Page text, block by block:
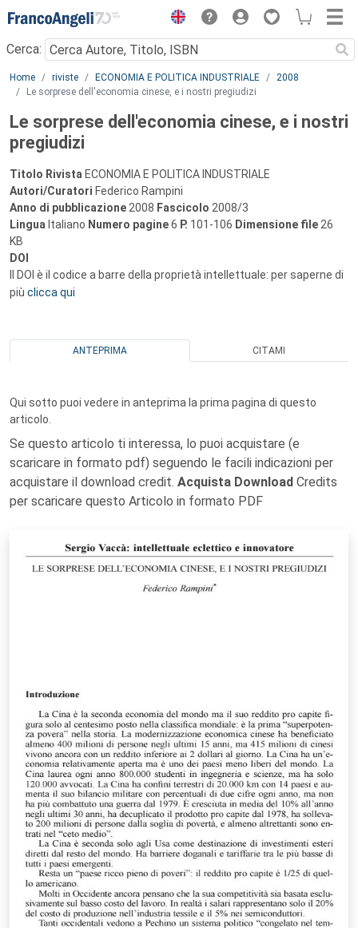
Menu
Cerca:
Main content
Home riviste ECONOMIA E POLITICA INDUSTRIALE
2008
Le sorprese dell'economia cinese, e i nostri pregiudizi
Le sorprese dell'economia cinese, e i nostri
pregiudizi
Titolo Rivista ECONOMIA E POLITICA INDUSTRIALE
Autori/Curatori Federico Rampini
Anno di pubblicazione 2008 Fascicolo 2008/3
Lingua Italiano Numero pagine6 P. 101-106 Dimensione file 26
KB
DOI
Il DOI è il codice a barre della proprietà intellettuale: per saperne di
più clicca qui
ANTEPRIMA CITAMI
Qui sotto puoi vedere in anteprima la prima pagina di questo
articolo.
Se questo articolo ti interessa, lo puoi acquistare (e
scaricare in formato pdf) seguendo le facili indicazioni per
acquistare il download credit. Acquista Download Credits
per scaricare questo Articolo in formato PDF